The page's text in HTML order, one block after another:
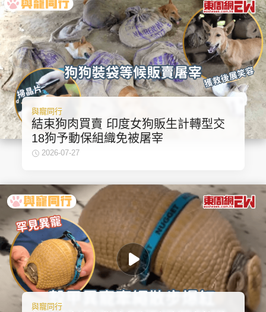
與寵同行
結束狗肉買賣 印度女狗販生計轉型交
18狗予動保組織免被屠宰
2026-07-27
與寵同行